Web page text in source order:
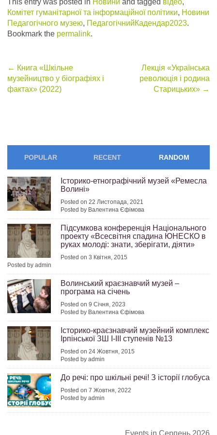
This entry was posted in Новини and tagged відео,
Комітет гуманітарної та інформаційної політики, Новини
Педагогічного музею, ПедагогічнийКадендар2023.
Bookmark the permalink.
Post
navigation
← Книга «Шкільне
музейництво у біографіях і
фактах» (2022)
Лекція «Українська
революція і родина
Старицьких» →
POPULAR RECENT RANDOM
Історико-етнографічний музей «Ремесла
Волині»
Posted on 22 Листопада, 2021
Posted by Валентина Єфімова
Підсумкова конференція Національного
проекту «Всесвітня спадина ЮНЕСКО в
руках молоді: знати, зберігати, діяти»
Posted on 3 Квітня, 2015
Posted by admin
Волинський краєзнавчий музей –
програма на січень
Posted on 9 Січня, 2023
Posted by Валентина Єфімова
Історико-краєзнавчий музейний комплекс
Ірпінської ЗШ І-ІІІ ступенів №13
Posted on 24 Жовтня, 2015
Posted by admin
До речі: про шкільні речі! З історії глобуса
Posted on 7 Жовтня, 2022
Posted by admin